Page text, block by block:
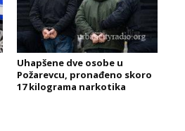
Uhapšene dve osobe u
Požarevcu, pronađeno skoro
17 kilograma narkotika